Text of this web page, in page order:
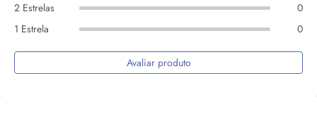
2 Estrelas
0
1 Estrela
0
Avaliar produto